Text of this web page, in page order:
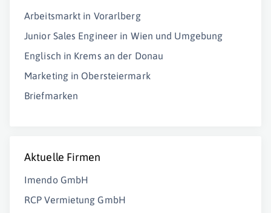
Arbeitsmarkt in Vorarlberg
Junior Sales Engineer in Wien und Umgebung
Englisch in Krems an der Donau
Marketing in Obersteiermark
Briefmarken
Aktuelle Firmen
Imendo GmbH
RCP Vermietung GmbH